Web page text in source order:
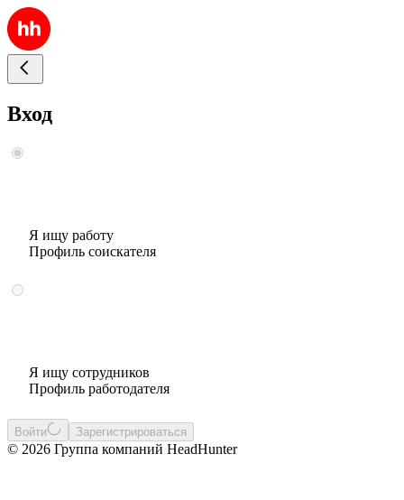
Вход
Я ищу работу
Профиль соискателя
Я ищу сотрудников
Профиль работодателя
Войти Зарегистрироваться
© 2026 Группа компаний HeadHunter